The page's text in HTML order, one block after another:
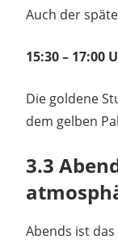
Auch der
15:30 – 17:00
Die goldene
dem gelben
3.3
Abends ist